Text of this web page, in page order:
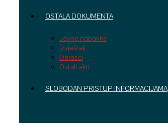
OSTALA DOKUMENTA
Javne nabavke
Izvještaji
Obrasci
Ostali akti
SLOBODAN PRISTUP INFORMACIJAMA